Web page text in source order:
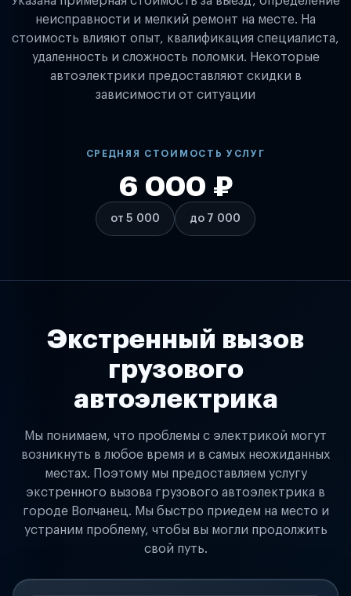
неисправности и мелкий ремонт на месте. На
стоимость влияют опыт, квалификация специалиста,
удаленность и сложность поломки. Некоторые
автоэлектрики предоставляют скидки в
зависимости от ситуации
СРЕДНЯЯ СТОИМОСТЬ УСЛУГ
от 5 000
6 000 ₽
до 7 000
Экстренный вызов
грузового
автоэлектрика
Мы понимаем, что проблемы с электрикой могут
возникнуть в любое время и в самых неожиданных
местах. Поэтому мы предоставляем услугу
экстренного вызова грузового автоэлектрика в
городе Волчанец. Мы быстро приедем на место и
устраним проблему, чтобы вы могли продолжить
свой путь.